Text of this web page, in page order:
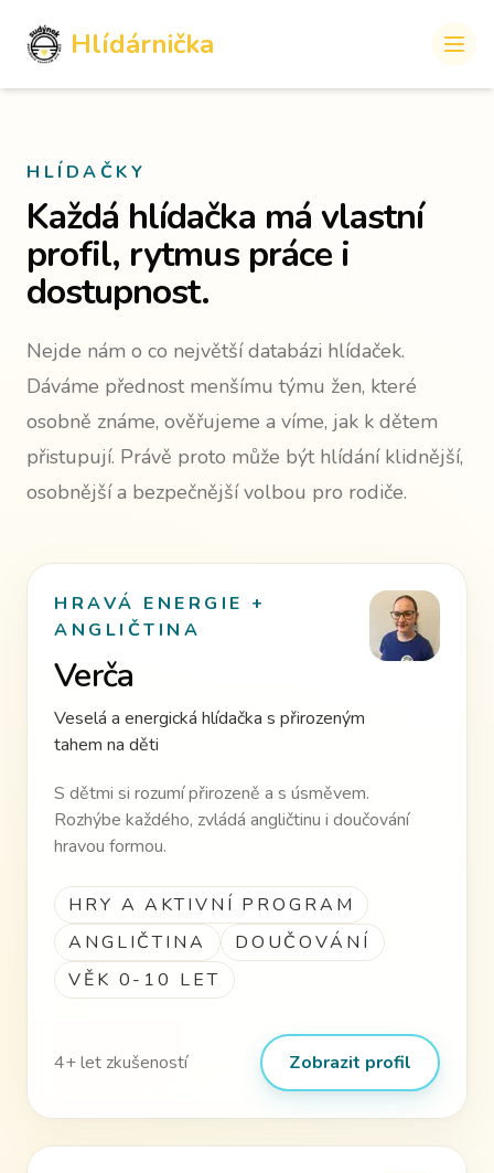
Hlídárnička
HLÍDAČKY
Každá hlídačka má vlastní
profil, rytmus práce i
dostupnost.
Nejde nám o co největší databázi hlídaček.
Dáváme přednost menšímu týmu žen, které
osobně známe, ověřujeme a víme, jak k dětem
přistupují. Právě proto může být hlídání klidnější,
osobnější a bezpečnější volbou pro rodiče.
HRAVÁ ENERGIE +
ANGLIČTINA
Verča
Veselá a energická hlídačka s přirozeným
tahem na děti
S dětmi si rozumí přirozeně a s úsměvem.
Rozhýbe každého, zvládá angličtinu i doučování
hravou formou.
HRY A AKTIVNÍ PROGRAM
ANGLIČTINA
DOUČOVÁNÍ
VĚK 0-10 LET
4+ let zkušeností Zobrazit profil